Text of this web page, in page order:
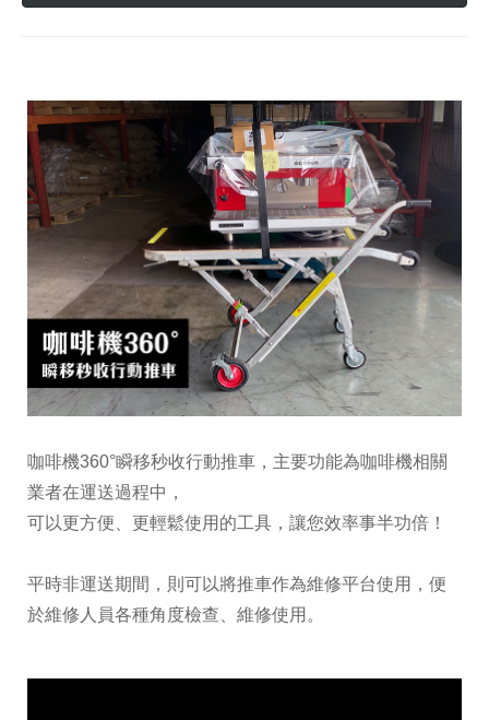
咖啡機360°瞬移秒收行動推車，主要功能為咖啡機相關
業者在運送過程中，
可以更方便、更輕鬆使用的工具，讓您效率事半功倍！
平時非運送期間，則可以將推車作為維修平台使用，便
於維修人員各種角度檢查、維修使用。